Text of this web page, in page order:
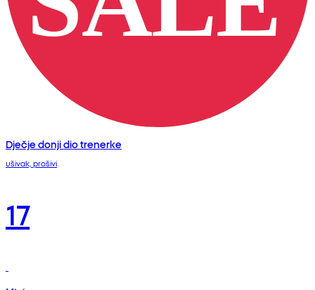
Dječje donji dio trenerke
ušivak, prošivi
17